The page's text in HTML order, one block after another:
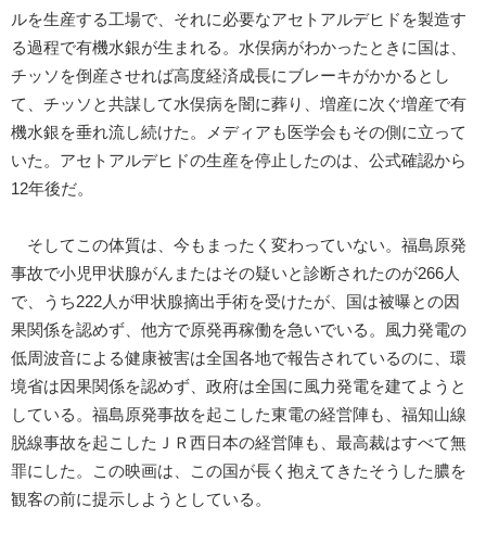
ルを生産する工場で、それに必要なアセトアルデヒドを製造す
る過程で有機水銀が生まれる。水俣病がわかったときに国は、
チッソを倒産させれば高度経済成長にブレーキがかかるとし
て、チッソと共謀して水俣病を闇に葬り、増産に次ぐ増産で有
機水銀を垂れ流し続けた。メディアも医学会もその側に立って
いた。アセトアルデヒドの生産を停止したのは、公式確認から
12年後だ。
そしてこの体質は、今もまったく変わっていない。福島原発
事故で小児甲状腺がんまたはその疑いと診断されたのが266人
で、うち222人が甲状腺摘出手術を受けたが、国は被曝との因
果関係を認めず、他方で原発再稼働を急いでいる。風力発電の
低周波音による健康被害は全国各地で報告されているのに、環
境省は因果関係を認めず、政府は全国に風力発電を建てようと
している。福島原発事故を起こした東電の経営陣も、福知山線
脱線事故を起こしたＪＲ西日本の経営陣も、最高裁はすべて無
罪にした。この映画は、この国が長く抱えてきたそうした膿を
観客の前に提示しようとしている。